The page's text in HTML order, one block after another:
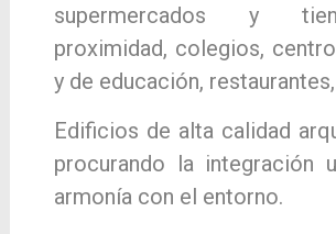
supermercados y
proximidad, colegios,
y de educación,
Edificios de alta calidad
procurando la integración
armonía con el entorno.